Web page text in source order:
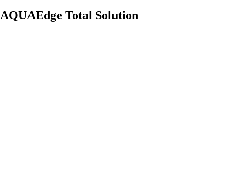
AQUAEdge Total Solution